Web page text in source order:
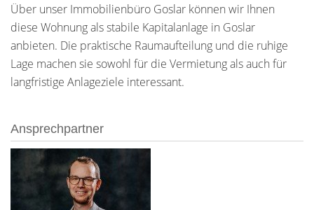
Über unser Immobilienbüro Goslar können wir Ihnen
diese Wohnung als stabile Kapitalanlage in Goslar
anbieten. Die praktische Raumaufteilung und die ruhige
Lage machen sie sowohl für die Vermietung als auch für
langfristige Anlageziele interessant.
Ansprechpartner